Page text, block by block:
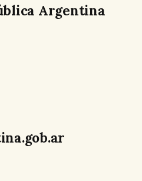
Argentina